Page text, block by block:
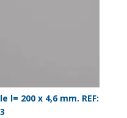
l= 200 x 4,6 mm. REF: